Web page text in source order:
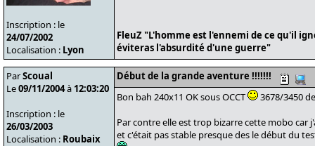
Inscription : le
24/07/2002
Localisation : Lyon
FleuZ "L'homme est l'ennemi de ce qu'il
éviteras l'absurdité d'une guerre"
ParScoual
Le09/11/2004à 12:03:20
Inscription : le
26/03/2003
Localisation : Roubaix
Début de la grande aventure !!!!!!!
Bon bah 240x11 OK sous OCCT
3678/3450
Par contre elle est trop bizarre cette mobo car
et c'était pas stable presque des le début du